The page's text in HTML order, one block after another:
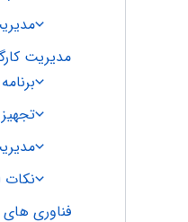
مدیریت
تجهیز
نکات
فناوری